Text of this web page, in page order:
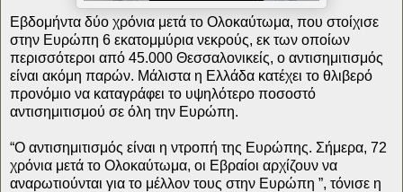
Εβδομήντα δύο χρόνια μετά το Ολοκαύτωμα, που στοίχισε
στην Ευρώπη 6 εκατομμύρια νεκρούς, εκ των οποίων
περισσότεροι από 45.000 Θεσσαλονικείς, ο αντισημιτισμός
είναι ακόμη παρών. Μάλιστα η Ελλάδα κατέχει το θλιβερό
προνόμιο να καταγράφει το υψηλότερο ποσοστό
αντισημιτισμού σε όλη την Ευρώπη.
“Ο αντισημιτισμός είναι η ντροπή της Ευρώπης. Σήμερα, 72
χρόνια μετά το Ολοκαύτωμα, οι Εβραίοι αρχίζουν να
αναρωτιούνται για το μέλλον τους στην Ευρώπη ”, τόνισε η